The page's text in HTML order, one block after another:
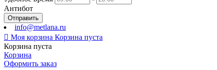
Антибот
Отправить
info@metlana.ru
 Моя корзина Корзина пуста
Корзина пуста
Корзина
Оформить заказ